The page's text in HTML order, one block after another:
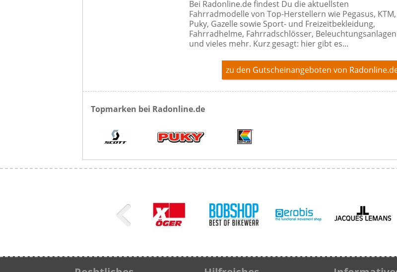
Bei Radonline.de findest Du die aktuellsten
Fahrradmodelle von Top-Herstellern wie Pegasus, KTM,
Puky, Gazelle sowie Sport- und Freizeitbekleidung,
Fahrradhelme, Fahrradschlösser, Beleuchtungsanlagen
und vieles mehr. Kurz gesagt: hier gibt es...
zu den Gutscheinangeboten von
Topmarken bei Radonline.de